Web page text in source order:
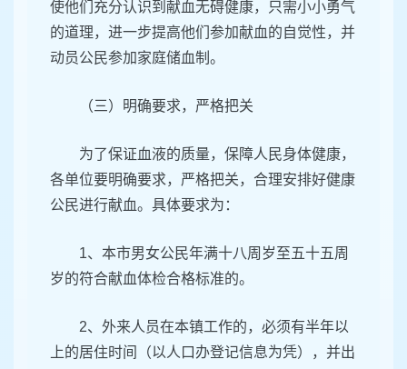
使他们充分认识到献血无碍健康，只需小小勇气
的道理，进一步提高他们参加献血的自觉性，并
动员公民参加家庭储血制。
（三）明确要求，严格把关
为了保证血液的质量，保障人民身体健康，
各单位要明确要求，严格把关，合理安排好健康
公民进行献血。具体要求为：
1、本市男女公民年满十八周岁至五十五周
岁的符合献血体检合格标准的。
2、外来人员在本镇工作的，必须有半年以
上的居住时间（以人口办登记信息为凭），并出